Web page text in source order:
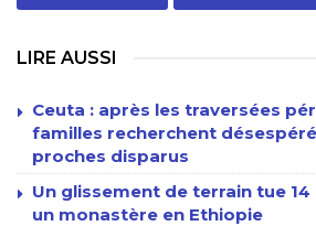
LIRE AUSSI
Ceuta : après les traversées
familles recherchent
proches disparus
Un glissement de terrain tue
un monastère en Ethiopie